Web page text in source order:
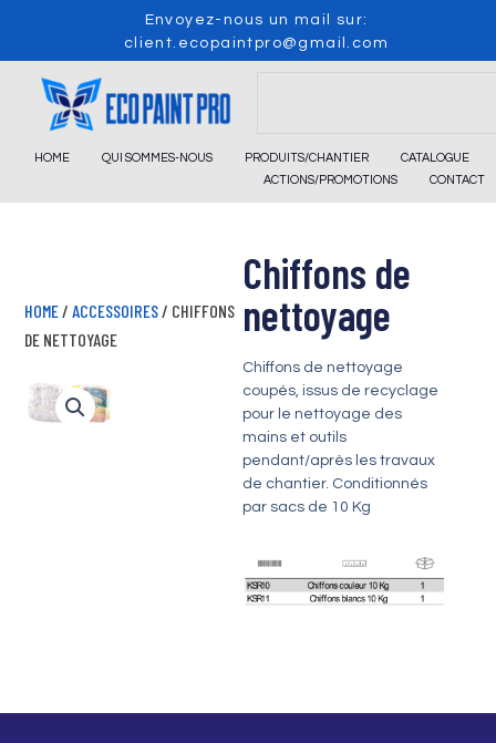
content
Envoyez-nous un mail sur:
client.ecopaintpro@gmail.com
HOME QUI SOMMES-NOUS PRODUITS/CHANTIER
CATALOGUE
ACTIONS/PROMOTIONS
CONTACT
Chiffons de
nettoyage
Chiffons de nettoyage
coupés, issus de recyclage
pour le nettoyage des
mains et outils
pendant/après les travaux
de chantier. Conditionnés
par sacs de 10 Kg
HOME / ACCESSOIRES / CHIFFONS
DE NETTOYAGE